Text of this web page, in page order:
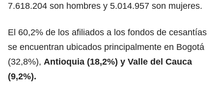
7.618.204 son hombres y 5.014.957 son mujeres.
El 60,2% de los afiliados a los fondos de cesantías
se encuentran ubicados principalmente en Bogotá
(32,8%), Antioquia (18,2%) y Valle del Cauca
(9,2%).